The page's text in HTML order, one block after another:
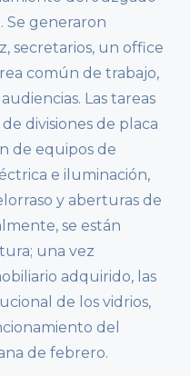
Se generaron
secretarios, un office
común de trabajo,
Las tareas
divisiones de placa
de equipos de
e iluminación,
y aberturas de
se están
una vez
adquirido, las
de los vidrios,
del
de febrero.